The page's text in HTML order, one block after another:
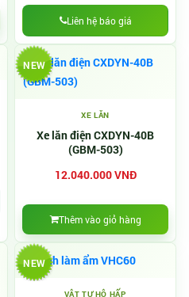
Liên hệ báo giá
NEW
XE LĂN
Xe lăn điện CXDYN-40B
(GBM-503)
12.040.000 VNĐ
Thêm vào giỏ hàng
NEW
VẬT TƯ HÔ HẤP